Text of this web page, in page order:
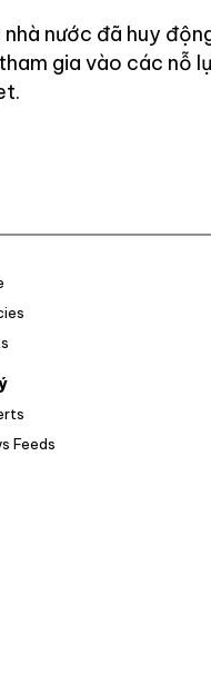
nước đã huy
gia vào các nỗ
Feeds